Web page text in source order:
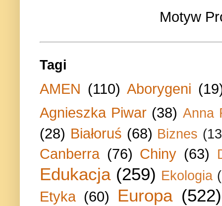
Motyw
Tagi
AMEN (110) Aborygeni
Agnieszka Piwar (38) Anna
(28) Białoruś (68) Biznes
Canberra (76) Chiny (63)
Edukacja (259) Ekologia
Etyka (60) Europa (522)